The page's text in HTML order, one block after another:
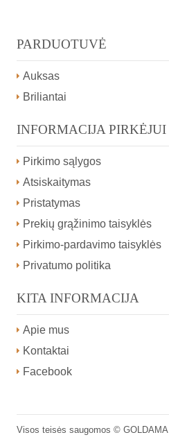
PARDUOTUVĖ
Auksas
Briliantai
INFORMACIJA PIRKĖJUI
Pirkimo sąlygos
Atsiskaitymas
Pristatymas
Prekių grąžinimo taisyklės
Pirkimo-pardavimo taisyklės
Privatumo politika
KITA INFORMACIJA
Apie mus
Kontaktai
Facebook
Visos teisės saugomos © GOLDAMA